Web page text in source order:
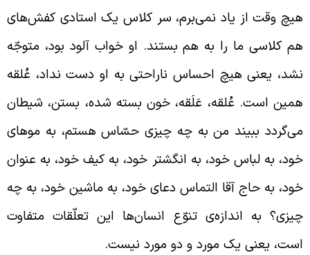
وقت از یاد نمی‌برم، سر کلاس یک استادی کفش‌های
کلاسی ما را به هم بستند. او خواب آلود بود، متوجّه
یعنی هیچ احساس ناراحتی به او دست نداد، عُلقه
است. عُلقه، عَلَقه، خون بسته شده، بستن، شیطان
ببیند من به چه چیزی حسّاس هستم، به موهای
به لباس خود، به انگشتر خود، به کیف خود، به عنوان
به حاج آقا التماس دعای خود، به ماشین خود، به چه
به اندازه‌ی تنوّع انسان‌ها این‌ تعلّقات متفاوت
یعنی یک مورد و دو مورد نیست.